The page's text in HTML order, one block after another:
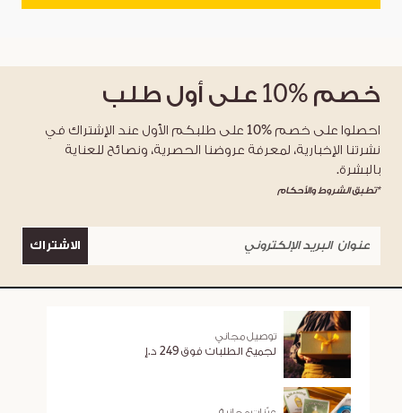
خصم %10 على أول طلب
احصلوا على خصم %10 على طلبكم الأول عند الإشتراك في
نشرتنا الإخبارية، لمعرفة عروضنا الحصرية، ونصائح للعناية
بالبشرة.
*تطبق الشروط والأحكام
الاشتراك
توصيل مجاني
لجميع الطلبات فوق 249 د.إ